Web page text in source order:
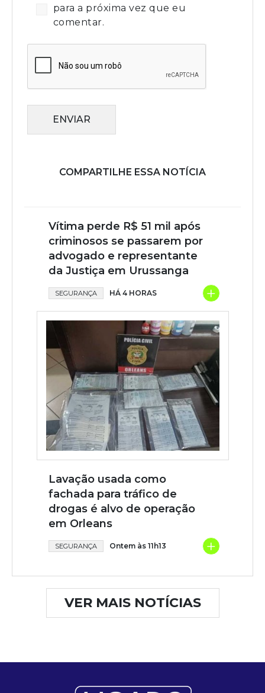
para a próxima vez que eu
comentar.
ENVIAR
COMPARTILHE ESSA NOTÍCIA
Vítima perde R$ 51 mil após
criminosos se passarem por
advogado e representante
da Justiça em Urussanga
SEGURANÇA HÁ 4 HORAS +
Lavação usada como
fachada para tráfico de
drogas é alvo de operação
em Orleans
SEGURANÇA Ontem às 11h13 +
VER MAIS NOTÍCIAS